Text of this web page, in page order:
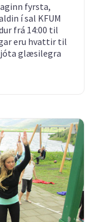
fyrsta,
í sal KFUM
frá 14:00 til
eru hvattir til
glæsilegra